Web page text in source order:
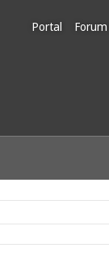
Portal Forum